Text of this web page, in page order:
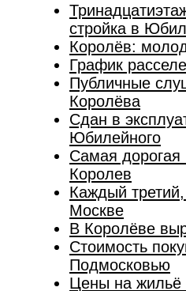
стройка в
Королёв:
График
Публичные
Королёва
Сдан в
Юбилейного
Самая дорогая
Королев
Каждый
Москве
В Королёве
Стоимость
Подмосковью
Цены на жильё